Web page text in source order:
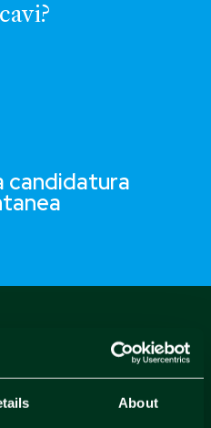
About
candidatura